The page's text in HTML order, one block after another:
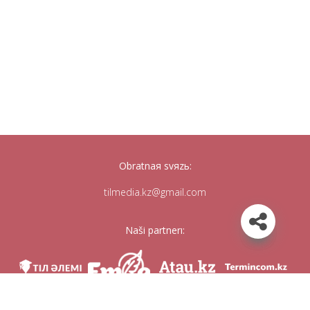
Obratnaя svяzь:
tilmedia.kz@gmail.com
Naši partnerı: